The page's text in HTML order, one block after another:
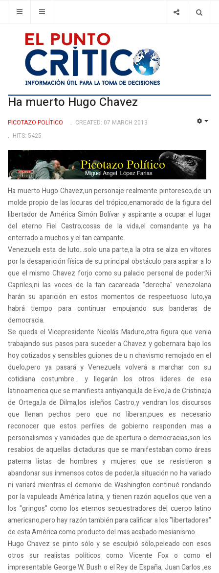
Ha muerto Hugo Chavez
PICOTAZO POLÍ­TICO
CREATED: 07 MARCH 2013
HITS: 5425
Ha muerto Hugo Chavez,un personaje realmente pintoresco,de un
molde propio de las locuras del trópico,enamorado de la figura del
libertador de América Simón Bolívar y aspirante a ocupar el lugar
del eterno Fiel Castro;cosas de la vida,el comandante ya ha
enterrado a muchos y el tan campante.
Venezuela esta de luto...solo una parte,a la otra se alza en vítores
por la desaparición física de su principal obstáculo para aspirar a lo
que el mismo Chavez forjo como su palacio personal de poder:Ni
Capriles,ni las voces de la tan cacareada "derecha" venezolana
harán su aparición en estos momentos de respeetuoso luto,ya
habrá tiempo para continuar empujando sus banderas de
democracia.
Se queda el Vicepresidente Nicolás Maduro,otra figura que venia
trabajando sus pasos para suceder a Chavez y gobernara bajo los
hoy cotizados y sensibles guiones de u n chavismo remojado en el
duelo,pero ya pasará y Venezuela volverá a marchar con su
cotidiana costumbre... y llegarán los otros lideres de esa
latinoamerica que se manifiesta antiyanqui,la de Evo,la de Cristina;la
de Ortega,la de Dilma,los isleños Castro,y vendran los discursos
que llenan pechos pero que no liberan,pues es necesario
reconocer que estos perfiles de gobierno responden mas a
personalismos y vanidades que de apertura o democracias,son los
resabios de aquellas dictaduras que se manifestaban como áreas
paterna listas de hombres y mujeres que se resistieron a
abandonar sus inmensos cotos de poder,la situación no ha variado
ni variará mientras el demonio de Washington continué rondando
por la vapuleada América latina, y tienen razón aquellos que ven a
los "gringos" como los eternos secuestradores del cuerpo latino
americano,pero hay razón también para calificar a los "libertadores"
de esta América como producto del mas acabado mesianismo.
Hugo Chavez se pinto sólo y se esculpió sólo,peleado con esos
otros sur realistas políticos como Vicente Fox o como el
impresentable George W. Bush o el Rey de España, Juan Carlos ,es